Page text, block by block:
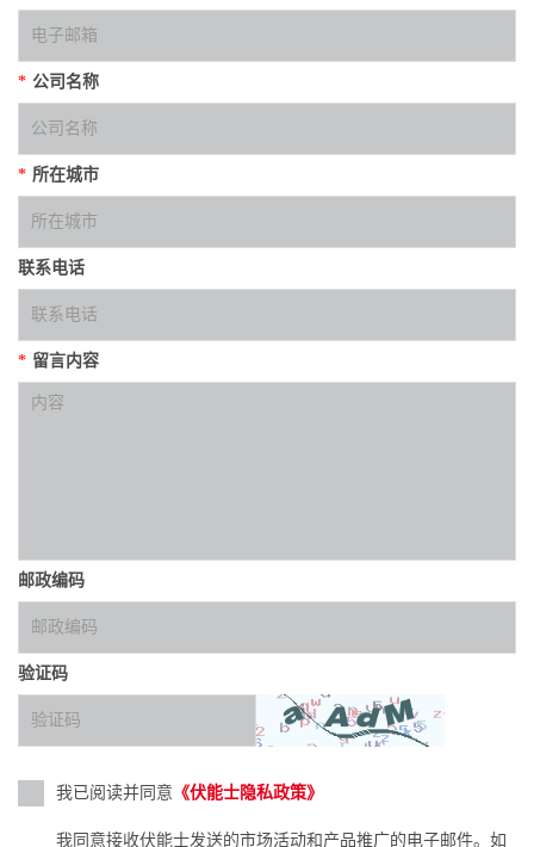
* 公司名称
* 所在城市
联系电话
* 留言内容
邮政编码
验证码
我已阅读并同意 《伏能士隐私政策》
我同意接收伏能士发送的市场活动和产品推广的电子邮件。如